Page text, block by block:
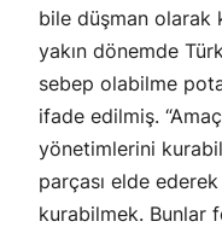
bile düşman olarak
yakın dönemde
sebep olabilme
ifade edilmiş.
yönetimlerini
parçası elde
kurabilmek. Bunlar